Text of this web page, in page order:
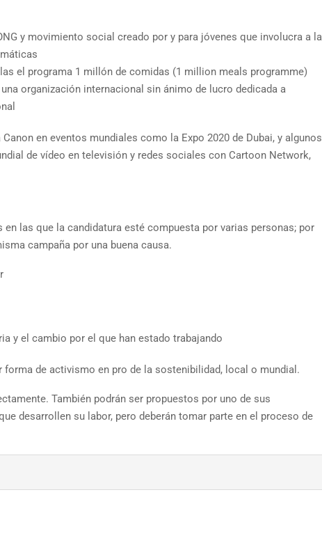
y movimiento social creado por y para jóvenes que involucra a la
el programa 1 millón de comidas (1 million meals programme)
organización internacional sin ánimo de lucro dedicada a
en eventos mundiales como la Expo 2020 de Dubai, y algunos
de vídeo en televisión y redes sociales con Cartoon Network,
las que la candidatura esté compuesta por varias personas; por
campaña por una buena causa.
y el cambio por el que han estado trabajando
de activismo en pro de la sostenibilidad, local o mundial.
También podrán ser propuestos por uno de sus
desarrollen su labor, pero deberán tomar parte en el proceso de